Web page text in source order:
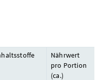
Nährwert
pro Portion
(ca.)